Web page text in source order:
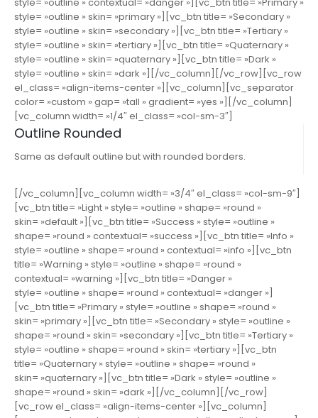
style= »outline » skin= »primary »][vc_btn title= »Secondary »
style= »outline » skin= »secondary »][vc_btn title= »Tertiary »
style= »outline » skin= »tertiary »][vc_btn title= »Quaternary »
style= »outline » skin= »quaternary »][vc_btn title= »Dark »
style= »outline » skin= »dark »][/vc_column][/vc_row][vc_row
el_class= »align-items-center »][vc_column][vc_separator
color= »custom » gap= »tall » gradient= »yes »][/vc_column]
[vc_column width= »1/4″ el_class= »col-sm-3″]
Outline Rounded
Same as default outline but with rounded borders.
[/vc_column][vc_column width= »3/4″ el_class= »col-sm-9″]
[vc_btn title= »Light » style= »outline » shape= »round »
skin= »default »][vc_btn title= »Success » style= »outline »
shape= »round » contextual= »success »][vc_btn title= »Info »
style= »outline » shape= »round » contextual= »info »][vc_btn
title= »Warning » style= »outline » shape= »round »
contextual= »warning »][vc_btn title= »Danger »
style= »outline » shape= »round » contextual= »danger »]
[vc_btn title= »Primary » style= »outline » shape= »round »
skin= »primary »][vc_btn title= »Secondary » style= »outline »
shape= »round » skin= »secondary »][vc_btn title= »Tertiary »
style= »outline » shape= »round » skin= »tertiary »][vc_btn
title= »Quaternary » style= »outline » shape= »round »
skin= »quaternary »][vc_btn title= »Dark » style= »outline »
shape= »round » skin= »dark »][/vc_column][/vc_row]
[vc_row el_class= »align-items-center »][vc_column]